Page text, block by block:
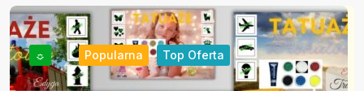
☼ Popularna Top Oferta